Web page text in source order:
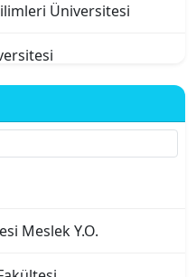
Üniversitesi
Üniversitesi
Meslek Y.O.